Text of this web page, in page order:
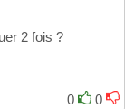
2 fois ?
0
0